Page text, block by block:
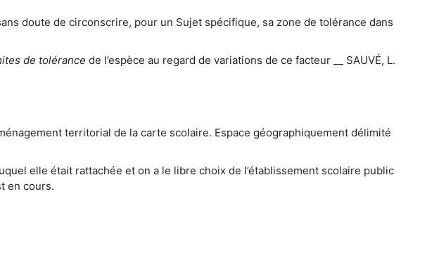
doute de circonscrire, pour un Sujet spécifique, sa zone de tolérance dans
de tolérance de l’espèce au regard de variations de ce facteur __ SAUVÉ, L.
territorial de la carte scolaire. Espace géographiquement délimité
elle était rattachée et on a le libre choix de l’établissement scolaire public
en cours.